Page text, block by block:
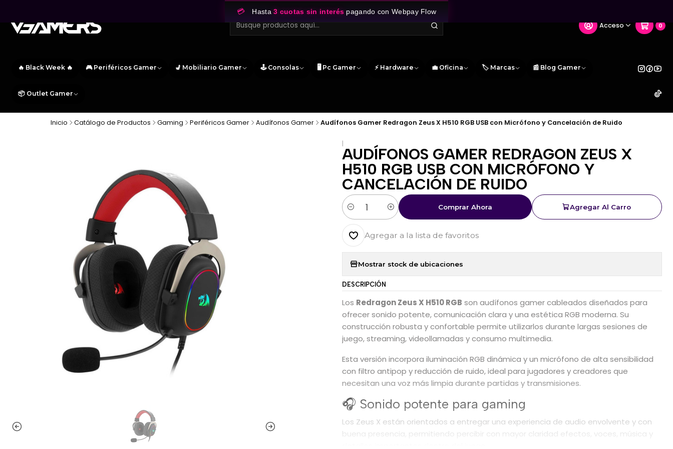
Acceso 0
🔥 Black Week 🔥 🎮 Periféricos Gamer 💺 Mobiliario Gamer 🕹️ Consolas 🖥️ Pc Gamer ⚡ Hardware 💼 Oficina 🏷️ Marcas 📰 Blog Gamer
📦 Outlet Gamer
💳 Hasta3 cuotas sin interés pagando con Webpay Flow
Inicio Catálogo de Productos Gaming Periféricos Gamer Audífonos Gamer Audífonos Gamer Redragon Zeus X H510 RGB USB con Micrófono y Cancelación de Ruido
|
AUDÍFONOS GAMER REDRAGON ZEUS X
H510 RGB USB CON MICRÓFONO Y
CANCELACIÓN DE RUIDO
Cantidad
Agregar Al Carro
Comprar Ahora
Agregar a la lista de favoritos
Mostrar stock de ubicaciones
DESCRIPCIÓN
Los Redragon Zeus X H510 RGB son audífonos gamer cableados diseñados para
ofrecer sonido potente, comunicación clara y una estética RGB moderna. Su
construcción robusta y confortable permite utilizarlos durante largas sesiones de
juego, streaming, videollamadas y consumo multimedia.
Esta versión incorpora iluminación RGB dinámica y un micrófono de alta sensibilidad
con filtro antipop y reducción de ruido, ideal para jugadores y creadores que
necesitan una voz más limpia durante partidas y transmisiones.
🎧 Sonido potente para gaming
Los Zeus X están orientados a entregar una experiencia de audio envolvente y con
buena presencia, permitiendo percibir con mayor claridad efectos, voces, música y